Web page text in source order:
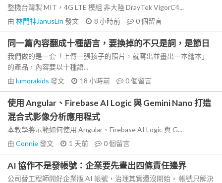
整機台灣製 MIT，4G LTE 模組 非大陸 DrayTek VigorC4...
由 林門神JanusLin 發文 8 小時前 0個留言
同一篇內容翻成十種語言，要換掉的不只是詞，是節日
我們做的是一套「上傳一張孩子的照片，就寫出並畫出一本繪本」
的產品，內容要以十種語...
由 lumorakids 發文 18 小時前 0個留言
使用 Angular、Firebase AI Logic 與 Gemini Nano 打造
混合式影像分析應用程式
本教學將示範如何使用 Angular、Firebase AI Logic 與 G...
由 Connie發文 1 天前 0個留言
AI 協作不是發帳號：企業要先畫出四條責任邊界
公司替工程師開好企業版 AI 帳號，治理其實還沒開始。 帳號只解決